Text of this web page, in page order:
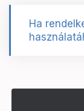
Ha